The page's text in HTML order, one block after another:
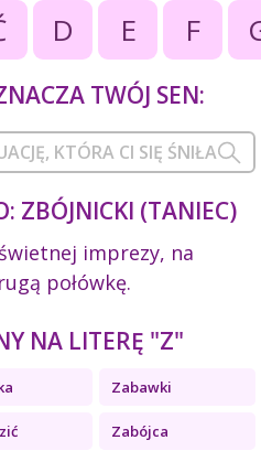
D E F
TWÓJ SEN:
ZBÓJNICKI (TANIEC)
imprezy, na
połówkę.
NA LITERĘ "Z"
Zabawki
Zabójca